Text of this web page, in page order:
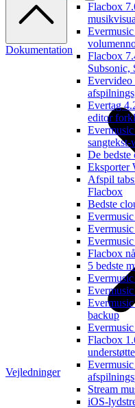
Flacbox
Flacbox
Subsonic,
Evervideo
Evertag
editor
sangtekst-
De
Eksporter
Afspil
Flacbox
Bedste
Flacbox
5 bedste
backup
Flacbox
Stream
iOS-
Dokumentation
Vejledninger